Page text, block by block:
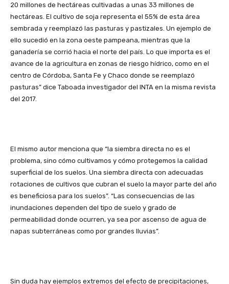
20 millones de hectáreas cultivadas a unas 33 millones de
hectáreas. El cultivo de soja representa el 55% de esta área
sembrada y reemplazó las pasturas y pastizales. Un ejemplo de
ello sucedió en la zona oeste pampeana, mientras que la
ganadería se corrió hacia el norte del país. Lo que importa es el
avance de la agricultura en zonas de riesgo hídrico, como en el
centro de Córdoba, Santa Fe y Chaco donde se reemplazó
pasturas” dice Taboada investigador del INTA en la misma revista
del 2017.
El mismo autor menciona que “la siembra directa no es el
problema, sino cómo cultivamos y cómo protegemos la calidad
superficial de los suelos. Una siembra directa con adecuadas
rotaciones de cultivos que cubran el suelo la mayor parte del año
es beneficiosa para los suelos”. “Las consecuencias de las
inundaciones dependen del tipo de suelo y grado de
permeabilidad donde ocurren, ya sea por ascenso de agua de
napas subterráneas como por grandes lluvias”.
Sin duda hay ejemplos extremos del efecto de precipitaciones,